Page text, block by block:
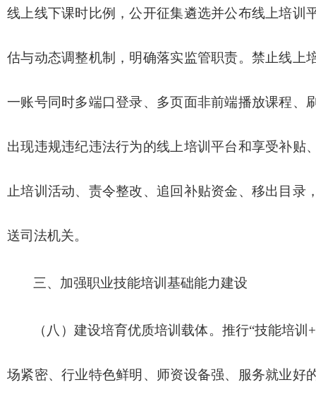
线上线下课时比例，公开征集遴选并公布线上培训
估与动态调整机制，明确落实监管职责。禁止线上
一账号同时多端口登录、多页面非前端播放课程、
出现违规违纪违法行为的线上培训平台和享受补贴
止培训活动、责令整改、追回补贴资金、移出目
送司法机关。
三、加强职业技能培训基础能力建设
（八）建设培育优质培训载体。推行“技能培
场紧密、行业特色鲜明、师资设备强、服务就业好